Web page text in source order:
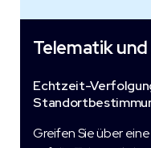
Telematik und
Echtzeit-
Greifen Sie über